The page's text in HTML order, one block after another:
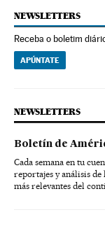
NEWSLETTERS
Receba o boletim
APÚNTATE
NEWSLETTERS
Boletín de
Cada semana en tu
reportajes y análisis
más relevantes del